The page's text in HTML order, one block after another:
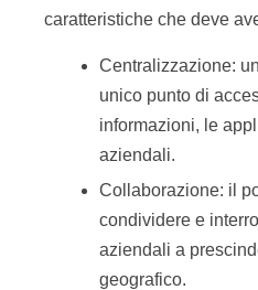
caratteristiche che deve
Centralizzazione:
unico punto di
informazioni, le
aziendali.
Collaborazione: il
condividere e
aziendali a
geografico.